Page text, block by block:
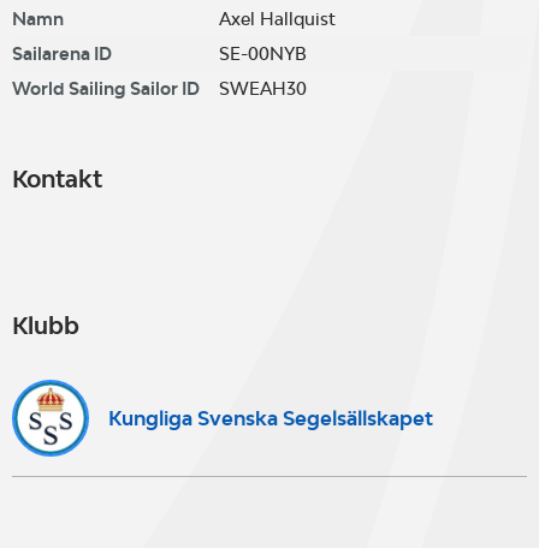
Namn
Axel Hallquist
Sailarena ID
SE-00NYB
World Sailing Sailor ID
SWEAH30
Kontakt
Klubb
Kungliga Svenska Segelsällskapet